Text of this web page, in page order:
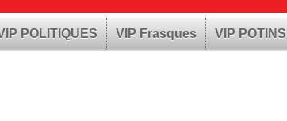
POLITIQUES VIP Frasques VIP POTINS